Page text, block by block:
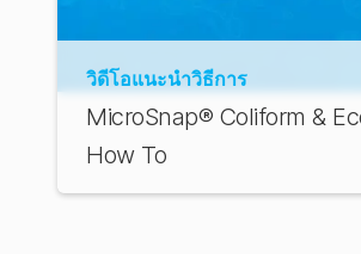
วิดีโอแนะนำวิธีการ
MicroSnap® Coliform &
How To